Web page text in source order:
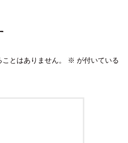
とはありません。 ※ が付いている